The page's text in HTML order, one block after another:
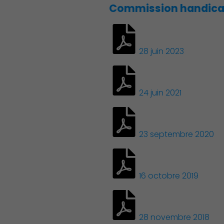
Famille
Commission
28 juin 2023
24 juin 2021
23 septembre 2020
16 octobre 2019
28 novembre 2018